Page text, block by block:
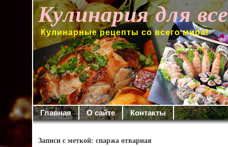
Кулинария для
Кулинарные рецепты со всего мира!
Главная О сайте Контакты
Записи с меткой: спаржа отварная